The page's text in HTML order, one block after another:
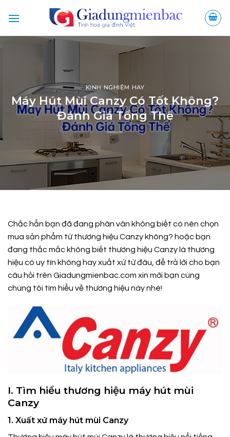
qua
KINH NGHIỆM HAY
Máy Hút Mùi Canzy Có Tốt Không?
Đánh Giá Tổng Thể
Chắc hẳn bạn đã đang phân vân không biết có nên chọn
mua sản phẩm từ thương hiệu Canzy không? hoặc bạn
đang thắc mắc không biết thương hiệu Canzy là thương
hiệu có uy tín không hay xuất xứ từ đâu, để trả lời cho bạn
câu hỏi trên Giadungmienbac.com xin mời bạn cùng
chúng tôi tìm hiểu về thương hiệu này nhé!
I. Tìm hiểu thương hiệu máy hút mùi
Canzy
1. Xuất xứ máy hút mùi Canzy